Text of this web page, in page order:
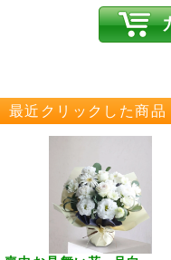
最近クリックした商品